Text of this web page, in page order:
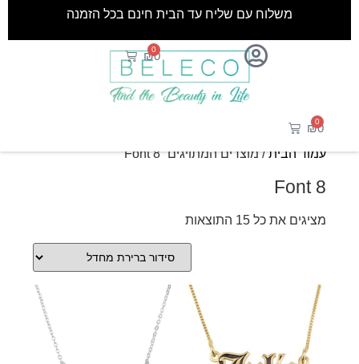
₪0
0
משלוח עם שליח עד הבית חינם בכל הזמנה
₪0
0
עמוד הבית/ מוצרים המתויגים “Font 8”
Font 8
מציגים את כל ⁦15⁩ התוצאות